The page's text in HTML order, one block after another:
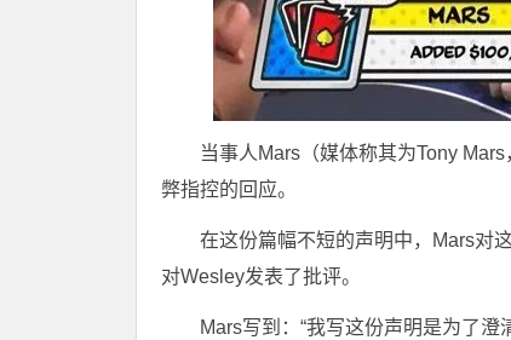
当事人Mars（媒体称其为Tony
弊指控的回应。
在这份篇幅不短的声明中，Mars对
对Wesley发表了批评。
Mars写到：“我写这份声明是为了